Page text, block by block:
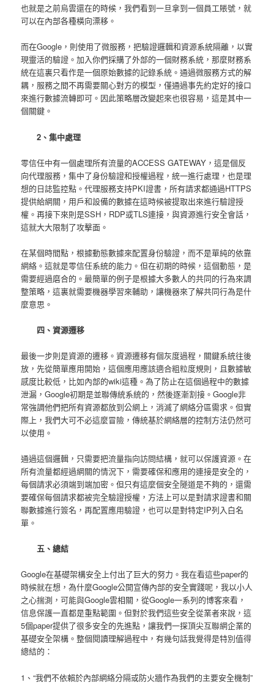
也就是之前烏雲還在的時候，我們看到一旦拿到一個員工賬號，就
可以在內部各種橫向漂移。
而在Google，則使用了微服務，把驗證邏輯和資源系統隔離，以實
現靈活的驗證。加入你們採購了外部的一個財務系統，那麼財務系
統在這裏只看作是一個原始數據的記錄系統。通過微服務方式的解
耦，服務之間不再需要關心對方的模型，僅通過事先約定好的接口
來進行數據流轉即可。因此策略層改變起來也很容易，這是其中一
個關鍵。
2、集中處理
零信任中有一個處理所有流量的ACCESS GATEWAY，這是個反
向代理服務，集中了身份驗證和授權過程，統一進行處理，也是理
想的日誌監控點。代理服務支持PKI證書，所有請求都通過HTTPS
提供給網關，用戶和設備的數據在這時候被提取出來進行驗證授
權。再接下來則是SSH，RDP或TLS連接，與資源進行安全會話，
這就大大限制了攻擊面。
在某個時間點，根據動態數據來配置身份驗證，而不是單純的依靠
網絡。這就是零信任系統的能力。但在初期的時候，這個動態，是
需要經過磨合的。最簡單的例子是根據大多數人的共同的行為來調
整策略，這裏就需要機器學習來輔助，讓機器來了解共同行為是什
麼意思。
四、資源遷移
最後一步則是資源的遷移。資源遷移有個灰度過程，關鍵系統往後
放，先從簡單應用開始，這個應用應該適合粗粒度規則，且數據敏
感度比較低，比如內部的wiki這種。為了防止在這個過程中的數據
泄漏，Google初期是並聯傳統系統的，然後逐漸割接。Google非
常強調他們把所有資源都放到公網上，消滅了網絡分區需求。但實
際上，我們大可不必這麼冒險，傳統基於網絡層的控制方法仍然可
以使用。
通過這個邏輯，只需要把流量指向訪問結構，就可以保護資源。在
所有流量都經過網關的情況下，需要確保和應用的連接是安全的，
每個請求必須端到端加密。但只有這麼個安全隧道是不夠的，還需
要確保每個請求都被完全驗證授權，方法上可以是對請求證書和關
聯數據進行簽名，再配置應用驗證，也可以是對特定IP列入白名
單。
五、總結
Google在基礎架構安全上付出了巨大的努力。我在看這些paper的
時候就在想，為什麼Google公開宣傳內部的安全實踐呢，我以小人
之心揣測，可能與Google雲相關，從Google一系列的博客來看，
信息保護一直都是重點範圍。但對於我們這些安全從業者來說，這
5個paper提供了很多安全的先進點，讓我們一探頂尖互聯網企業的
基礎安全架構。整個閱讀理解過程中，有幾句話我覺得是特別值得
總結的：
1、“我們不依賴於內部網絡分隔或防火牆作為我們的主要安全機制”